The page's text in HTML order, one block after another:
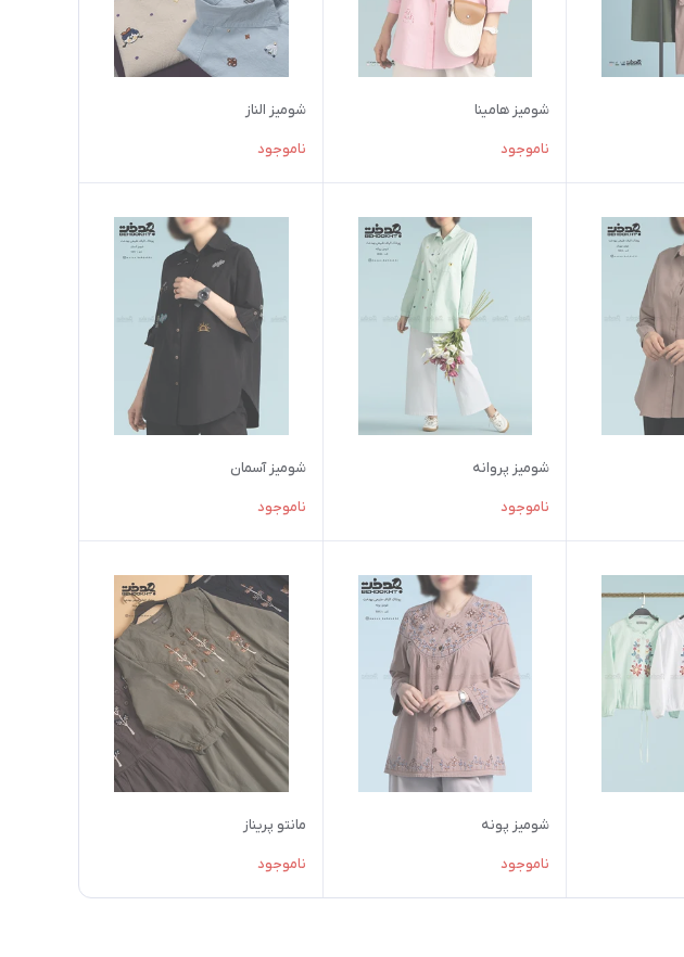
شومیز هامینا
ناموجود
شومیز الناز
ناموجود
شومیز پروانه
ناموجود
شومیز آسمان
ناموجود
شومیز پونه
ناموجود
مانتو پریناز
ناموجود